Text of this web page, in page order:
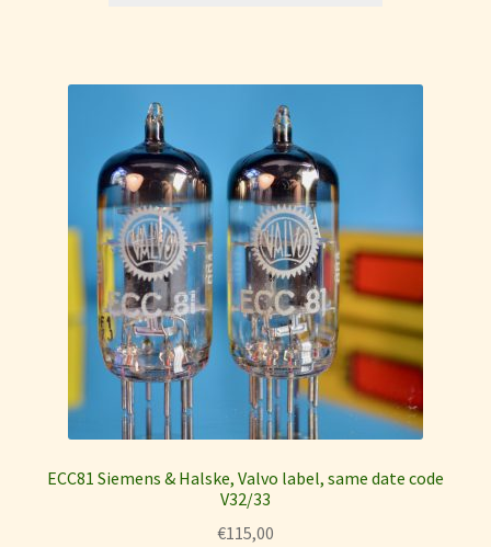
ECC81 Siemens & Halske, Valvo label, same date code
V32/33
€115,00